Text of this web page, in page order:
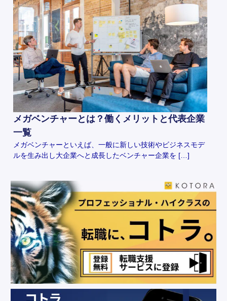
メガベンチャーとは？働くメリットと代表企業
一覧
メガベンチャーといえば、一般に新しい技術やビジネスモデ
ルを生み出し大企業へと成長したベンチャー企業を […]